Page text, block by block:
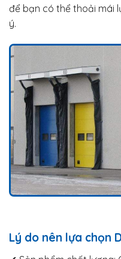
để bạn có thể thoải mái
ý.
Lý do nên lựa chọn